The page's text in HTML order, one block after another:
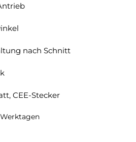
nach Schnitt
CEE-Stecker